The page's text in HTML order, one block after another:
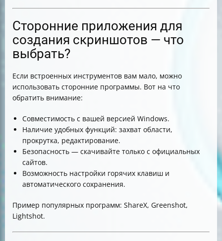
Сторонние приложения для
создания скриншотов — что
выбрать?
Если встроенных инструментов вам мало, можно
использовать сторонние программы. Вот на что
обратить внимание:
Совместимость с вашей версией Windows.
Наличие удобных функций: захват области,
прокрутка, редактирование.
Безопасность — скачивайте только с официальных
сайтов.
Возможность настройки горячих клавиш и
автоматического сохранения.
Пример популярных программ: ShareX, Greenshot,
Lightshot.